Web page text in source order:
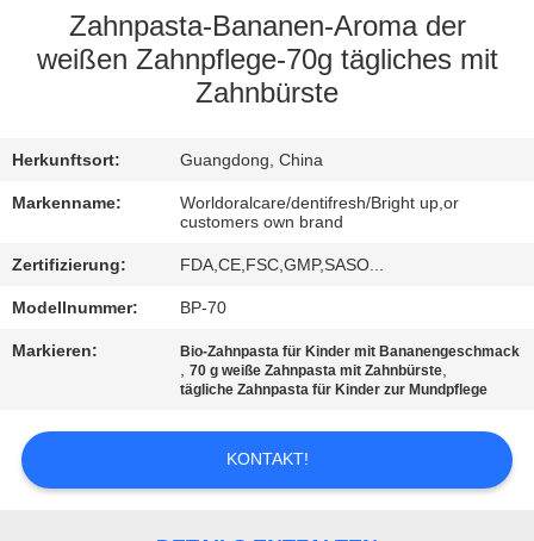
FABRIK-
AUSFLUG
TRETEN
MIT
UNS
IN
VERBINDUNG
FORDERN
Zahnpasta-Bananen-Aroma der
weißen Zahnpflege-70g tägliches mit
Zahnbürste
Herkunftsort: Guangdong, China
Markenname:
Worldoralcare/dentifresh/Bright up,or
customers own brand
Zertifizierung: FDA,CE,FSC,GMP,SASO...
Modellnummer: BP-70
Markieren: Bio-Zahnpasta für Kinder mit Bananengeschmack
,70 g weiße Zahnpasta mit Zahnbürste,
tägliche Zahnpasta für Kinder zur Mundpflege
KONTAKT!